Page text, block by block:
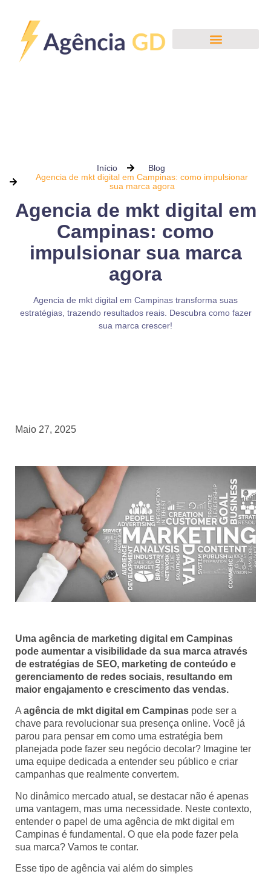
Início
Blog
Agencia de mkt digital em Campinas: como impulsionar
sua marca agora
Agencia de mkt digital em
Campinas: como
impulsionar sua marca
agora
Agencia de mkt digital em Campinas transforma suas
estratégias, trazendo resultados reais. Descubra como fazer
sua marca crescer!
Maio 27, 2025
Uma agência de marketing digital em Campinas
pode aumentar a visibilidade da sua marca através
de estratégias de SEO, marketing de conteúdo e
gerenciamento de redes sociais, resultando em
maior engajamento e crescimento das vendas.
A agência de mkt digital em Campinas pode ser a
chave para revolucionar sua presença online. Você já
parou para pensar em como uma estratégia bem
planejada pode fazer seu negócio decolar? Imagine ter
uma equipe dedicada a entender seu público e criar
campanhas que realmente convertem.
No dinâmico mercado atual, se destacar não é apenas
uma vantagem, mas uma necessidade. Neste contexto,
entender o papel de uma agência de mkt digital em
Campinas é fundamental. O que ela pode fazer pela
sua marca? Vamos te contar.
Esse tipo de agência vai além do simples